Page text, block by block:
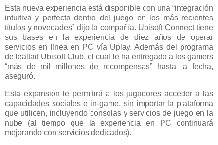
Esta nueva experiencia está disponible con una “integración
intuitiva y perfecta dentro del juego en los más recientes
títulos y novedades” dijo la compañía. Ubisoft Connect tiene
sus bases en la experiencia de diez años de operar
servicios en línea en PC vía Uplay. Además del programa
de lealtad Ubisoft Club, el cual le ha entregado a los gamers
“más de mil millones de recompensas” hasta la fecha,
aseguró.
Esta expansión le permitirá a los jugadores acceder a las
capacidades sociales e in-game, sin importar la plataforma
que utilicen, incluyendo consolas y servicios de juego en la
nube (al tiempo que la experiencia en PC continuará
mejorando con servicios dedicados).